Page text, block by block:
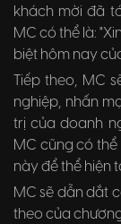
khách mời đã
MC có thể là:
biệt hôm nay
Tiếp theo, MC
nghiệp, nhấn
trị của doanh
MC cũng có thể
này để thể hiện
MC sẽ dẫn dắt
theo của